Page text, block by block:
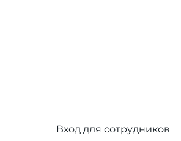
Вход для сотрудников